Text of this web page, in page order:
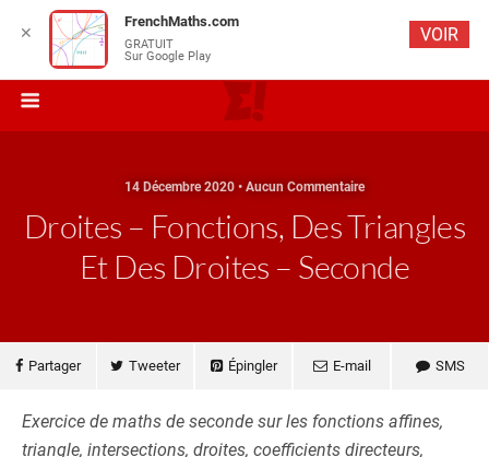
14 Décembre 2020 • Aucun Commentaire
Droites – Fonctions, Des Triangles
Et Des Droites – Seconde
Partager Tweeter Épingler E-mail SMS
Exercice de maths de seconde sur les fonctions affines,
triangle, intersections, droites, coefficients directeurs,
✕
FrenchMaths.com
GRATUIT
Sur Google Play
VOIR